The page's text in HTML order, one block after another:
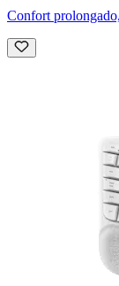
Confort